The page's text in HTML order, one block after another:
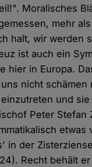
Moralisches
mehr
halt, wir werden
ist auch ein
hier in Europa.
nicht schämen
und
Peter Stefan
etwas
in der
Recht behält